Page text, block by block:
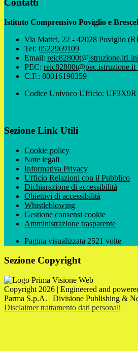
Contatti
Istituto Comprensivo Poviglio e
Via Mattei, 22 - 42028 Poviglio
Tel: 0522969109
Email: reic82800t@istruzione.it
PEC: reic82800t@pec.istruzione.it
C.F.: 80016190359
Codice Univoco Ufficio: UF3X9R
Sezione Link Utili
Cookie policy
Note legali
Informativa Privacy
Ufficio Relazioni con il Pubblico
Dichiarazione di accessibilità
Obiettivi di accessibilità
Whistleblowing
Gestione consensi cookie
Amministrazione trasparente
Pagina visualizzata 2521 volte
Sezione Copyright
Copyright 2026 | Engineered and
Parma S.p.A. | Divisione Publishing &
Disclaimer trattamento dati personali